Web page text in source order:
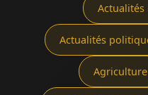
Actualités
Agriculture